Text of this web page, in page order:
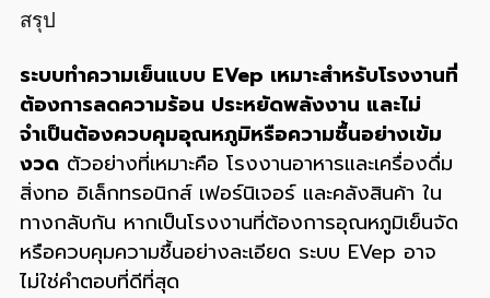
สรุป
ระบบทำความเย็นแบบ EVep เหมาะสำหรับโรงงานที่
ต้องการลดความร้อน ประหยัดพลังงาน และไม่
จำเป็นต้องควบคุมอุณหภูมิหรือความชื้นอย่างเข้ม
งวด ตัวอย่างที่เหมาะคือ โรงงานอาหารและเครื่องดื่ม
สิ่งทอ อิเล็กทรอนิกส์ เฟอร์นิเจอร์ และคลังสินค้า ใน
ทางกลับกัน หากเป็นโรงงานที่ต้องการอุณหภูมิเย็นจัด
หรือควบคุมความชื้นอย่างละเอียด ระบบ EVep อาจ
ไม่ใช่คำตอบที่ดีที่สุด